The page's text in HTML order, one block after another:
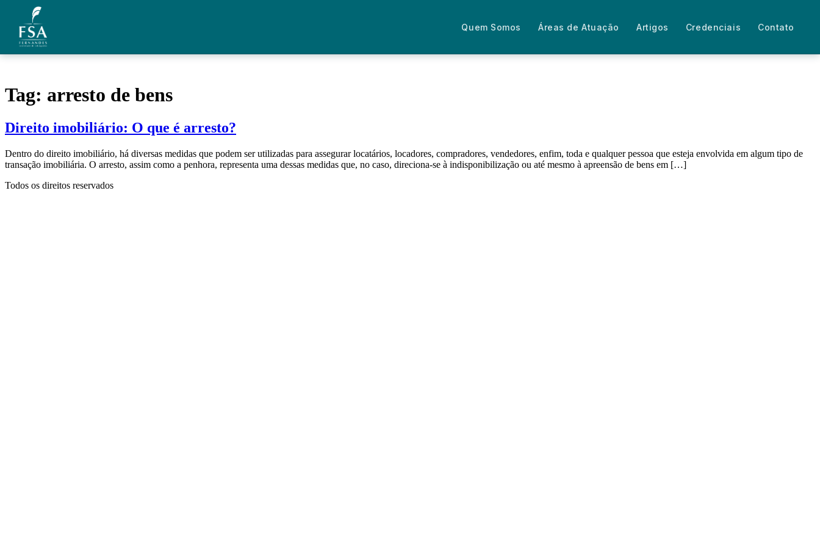
Ir para o conteúdo
Quem Somos
Áreas de Atuação Artigos Credenciais Contato
Áreas de Atuação
Artigos
Credenciais
Contato
Tag: arresto de bens
Direito imobiliário: O que é arresto?
Dentro do direito imobiliário, há diversas medidas que podem ser utilizadas para assegurar locatários, locadores, compradores, vendedores, enfim, toda e qualquer pessoa que esteja envolvida em algum tipo de
transação imobiliária. O arresto, assim como a penhora, representa uma dessas medidas que, no caso, direciona-se à indisponibilização ou até mesmo à apreensão de bens em […]
Todos os direitos reservados